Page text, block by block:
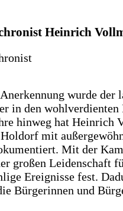
Heinrich
wurde der
in den wohlverdienten
hinweg hat Heinrich
mit
Mit der
großen Leidenschaft
Ereignisse fest.
Bürgerinnen und